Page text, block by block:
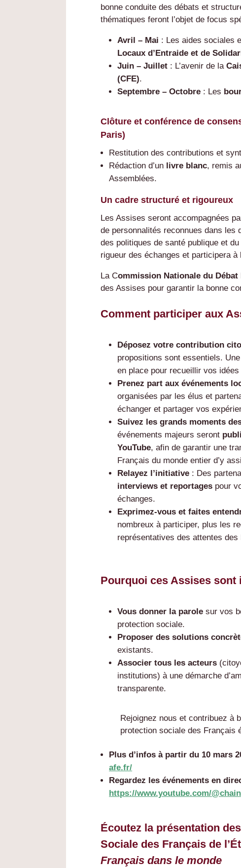
bonne conduite des débats et
thématiques feront l’objet de focus
Avril – Mai : Les aides sociales
Locaux d’Entraide et de
Juin – Juillet : L’avenir de la
(CFE).
Septembre – Octobre : Les
Clôture et conférence de
Paris)
Restitution des contributions et
Rédaction d’un livre blanc, remis
Assemblées.
Un cadre structuré et rigoureux
Les Assises seront accompagnées
de personnalités reconnues dans les
des politiques de santé publique et
rigueur des échanges et participera
La Commission Nationale du
des Assises pour garantir la bonne
Comment participer aux
Déposez votre contribution
propositions sont essentiels.
en place pour recueillir vos
Prenez part aux événements
organisées par les élus et
échanger et partager vos
Suivez les grands moments
événements majeurs seront
YouTube, afin de garantir une
Français du monde entier d’y
Relayez l’initiative : Des
interviews et reportages pour
échanges.
Exprimez-vous et faites
nombreux à participer, plus les
représentatives des attentes
Pourquoi ces Assises sont
Vous donner la parolesur vos
protection sociale.
Proposer des solutions
existants.
Associer tous les acteurs
institutions) à une démarche
transparente.
Rejoignez nous et contribuez à
protection sociale des Français
Plus d’infos à partir du 10 mars
afe.fr/
Regardez les événements en
https://www.youtube.com/
Écoutez la présentation
Sociale des Français de
Français dans le monde